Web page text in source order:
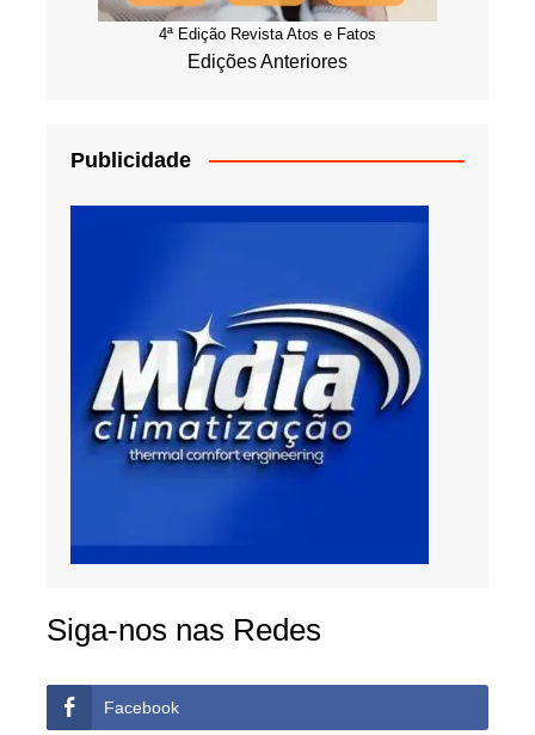
4ª Edição Revista Atos e Fatos
Edições Anteriores
Publicidade
Siga-nos nas Redes
Facebook